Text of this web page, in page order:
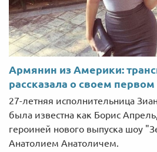
Армянин из Америки:
рассказала о своем
27-летняя исполнительница
была известна как Борис
героиней нового выпуска шоу
Анатолием Анатоличем.